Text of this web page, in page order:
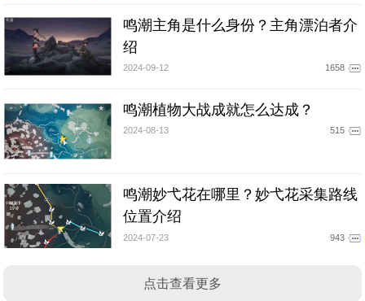
鸣潮主角是什么身份？主角漂泊者介
绍
2024-09-12 1658
鸣潮植物大战成就怎么达成？
2024-08-13 515
鸣潮妙弋花在哪里？妙弋花采集路线
位置介绍
2024-07-23 943
点击查看更多